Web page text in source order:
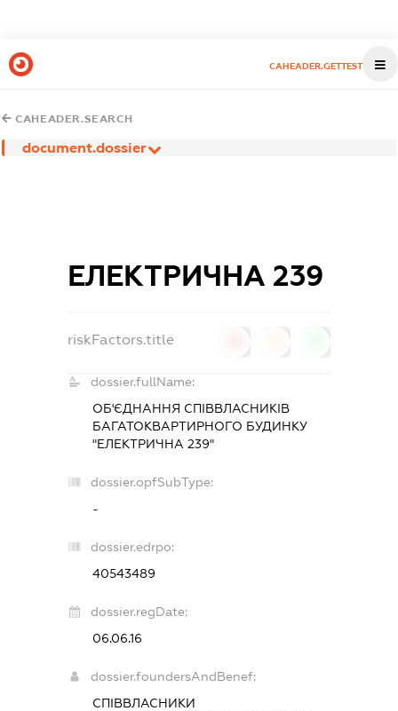
CAHEADER.GETTEST
CAHEADER.SEARCH
document.dossier
ЕЛЕКТРИЧНА 239
riskFactors.title
dossier.fullName:
ОБ'ЄДНАННЯ СПІВВЛАСНИКІВ
БАГАТОКВАРТИРНОГО БУДИНКУ
"ЕЛЕКТРИЧНА 239"
dossier.opfSubType:
-
dossier.edrpo:
40543489
dossier.regDate:
06.06.16
dossier.foundersAndBenef:
СПІВВЛАСНИКИ